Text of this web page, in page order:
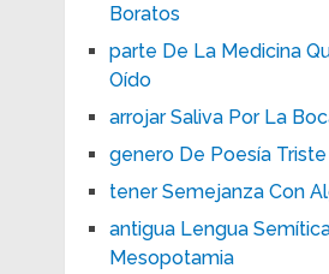
Boratos
parte De La Medicina
Oído
arrojar Saliva Por La
genero De Poesía Triste
tener Semejanza Con
antigua Lengua
Mesopotamia